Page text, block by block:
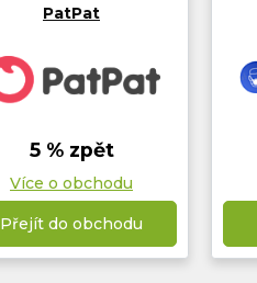
PatPat
5 % zpět
Více o obchodu
Přejít do obchodu